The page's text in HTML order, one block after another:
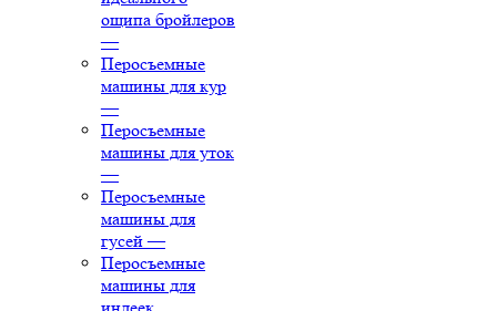
ощипа бройлеров
—
Перосъемные
машины для кур
—
Перосъемные
машины для уток
—
Перосъемные
машины для
гусей —
Перосъемные
машины для